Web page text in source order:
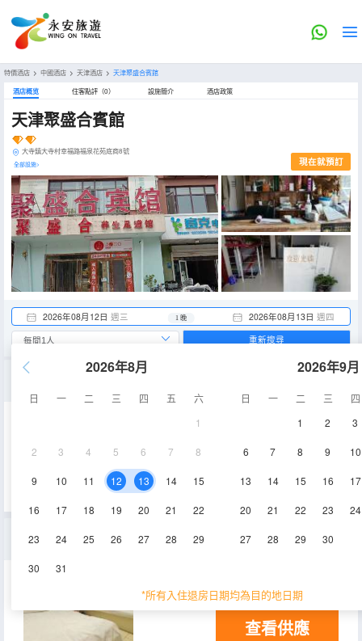
特價酒店 > 中國酒店 > 天津酒店 > 天津聚盛合賓館
酒店概览 住客點評（0） 設施簡介 酒店政策
天津聚盛合賓館
大寺鎮大寺村幸福路福泉花苑底商8號
全部設施> 現在就預訂
2026年08月12日 週三 2026年08月13日 週四
1 晚
2026年8月
日 一 二 三 四 五
六
1
2 3 4 5 6 7 8
9 10 11 12 13 14 15
16 17 18 19 20 21 22
23 24 25 26 27 28 29
30 31
2026年9月
日 一 二 三
四
1
2 3
6 7 8 9 10
13 14 15 16 17
20 21 22 23 24
27 28 29 30
*所有入住退房日期均為目的地日期
重新搜尋
空調
普通房（公共衞浴）
10㎡ 2層
查看供應